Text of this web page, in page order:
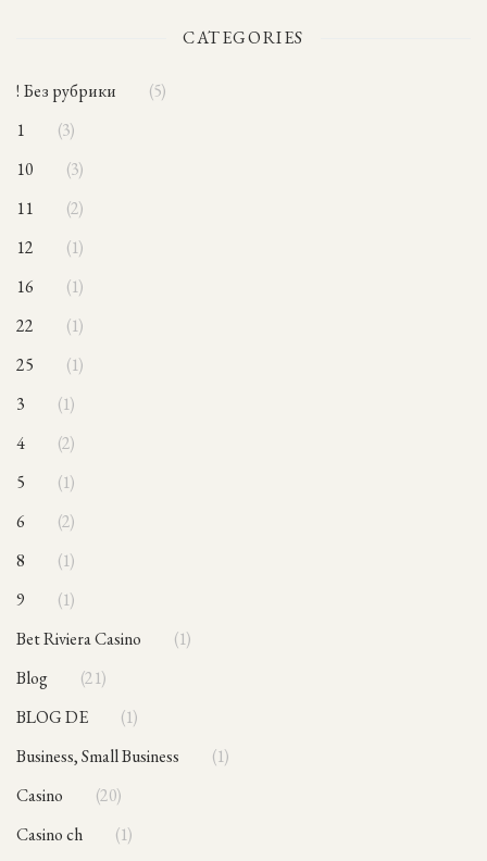
CATEGORIES
! Без рубрики
5
1
3
10
3
11
2
12
1
16
1
22
1
25
1
3
1
4
2
5
1
6
2
8
1
9
1
Bet Riviera Casino
1
blog
21
BLOG DE
1
Business, Small Business
1
casino
20
casino ch
1